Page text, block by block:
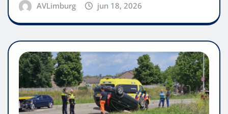
AVLimburg jun 18, 2026